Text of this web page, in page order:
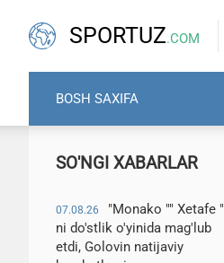
SPORTUZ.COM
BOSH SAXIFA
SO'NGI XABARLAR
07.08.26
"Monako "" Xetafe "
ni do'stlik o'yinida mag'lub
etdi, Golovin natijaviy